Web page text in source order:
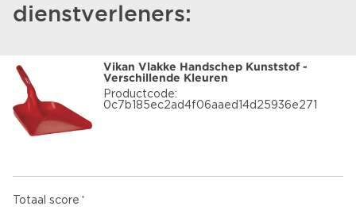
dienstverleners:
Vikan Vlakke Handschep Kunststof -
Verschillende Kleuren
Productcode:
0c7b185ec2ad4f06aaed14d25936e271
Totaal score